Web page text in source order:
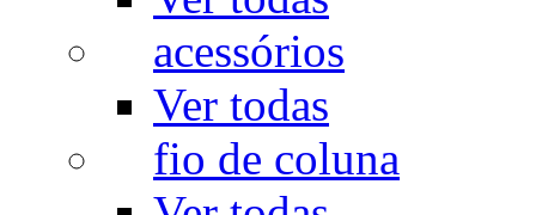
acessórios
Ver todas
fio de coluna